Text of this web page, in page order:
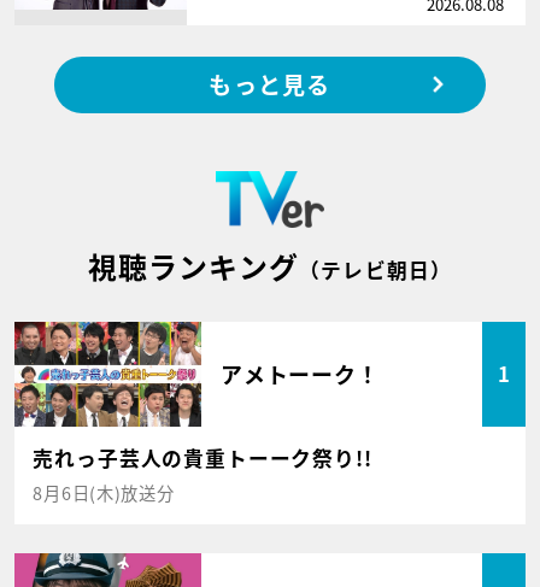
もっと見る
視聴ランキング （テレビ朝日）
アメトーーク！ 1
売れっ子芸人の貴重トーーク祭り!!
8月6日(木)放送分